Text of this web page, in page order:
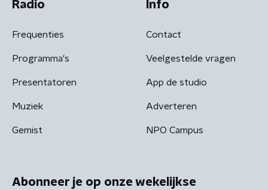
Radio
Frequenties
Programma's
Presentatoren
Muziek
Gemist
Info
Contact
Veelgestelde vragen
App de studio
Adverteren
NPO Campus
Abonneer je op onze wekelijkse